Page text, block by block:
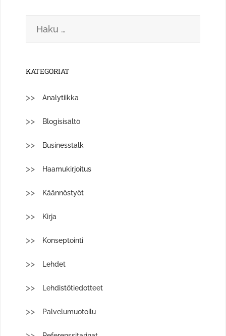
KATEGORIAT
Analytiikka
Blogisisältö
Businesstalk
Haamukirjoitus
Käännöstyöt
Kirja
Konseptointi
Lehdet
Lehdistötiedotteet
Palvelumuotoilu